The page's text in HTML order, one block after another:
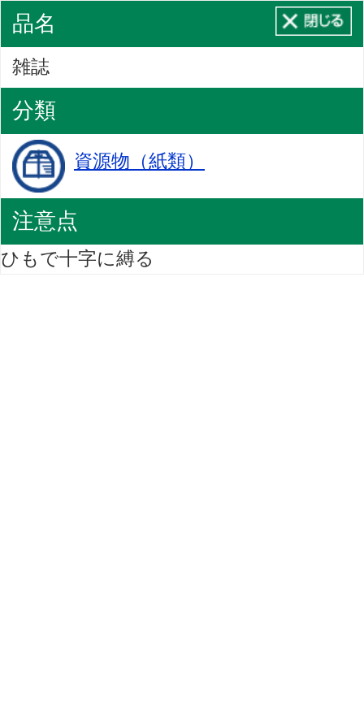
品名
雑誌
分類
資源物（紙類）
注意点
ひもで十字に縛る